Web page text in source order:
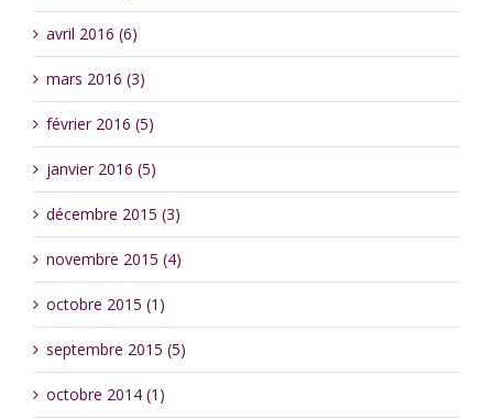
avril 2016 (6)
mars 2016 (3)
février 2016 (5)
janvier 2016 (5)
décembre 2015 (3)
novembre 2015 (4)
octobre 2015 (1)
septembre 2015 (5)
octobre 2014 (1)